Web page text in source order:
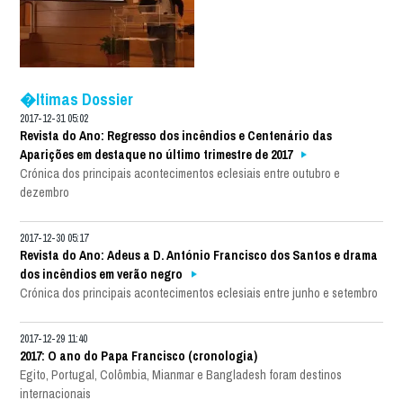
�ltimas Dossier
2017-12-31 05:02
Revista do Ano: Regresso dos incêndios e Centenário das
Aparições em destaque no último trimestre de 2017
Crónica dos principais acontecimentos eclesiais entre outubro e
dezembro
2017-12-30 05:17
Revista do Ano: Adeus a D. António Francisco dos Santos e drama
dos incêndios em verão negro
Crónica dos principais acontecimentos eclesiais entre junho e setembro
2017-12-29 11:40
2017: O ano do Papa Francisco (cronologia)
Egito, Portugal, Colômbia, Mianmar e Bangladesh foram destinos
internacionais